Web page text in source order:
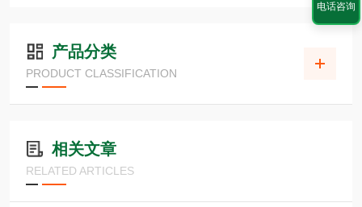
产品分类
PRODUCT CLASSIFICATION
相关文章
RELATED ARTICLES
电话咨询